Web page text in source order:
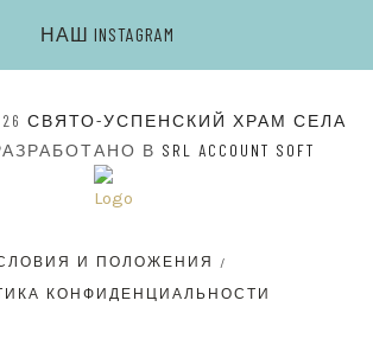
НАШ INSTAGRAM
СВЯТО-УСПЕНСКИЙ ХРАМ СЕЛА
В SRL ACCOUNT SOFT
И ПОЛОЖЕНИЯ
КОНФИДЕНЦИАЛЬНОСТИ